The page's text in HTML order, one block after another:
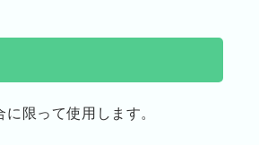
限って使用します。